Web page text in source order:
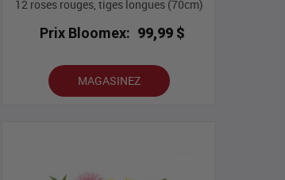
12 roses rouges, tiges longues (70cm)
Prix Bloomex: 99,99 $
MAGASINEZ